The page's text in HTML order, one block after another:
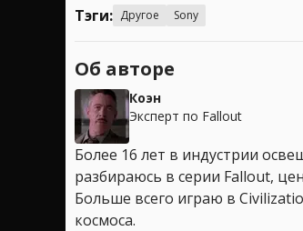
Тэги: Другое Sony
Об авторе
Коэн
Эксперт по Fallout
Более 16 лет в индустрии
разбираюсь в серии Fallout,
Больше всего играю в
космоса.